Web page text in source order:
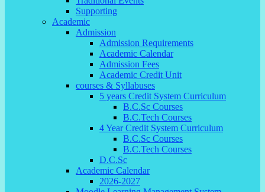
Supporting
Academic
Admission
Admission Requirements
Academic Calendar
Admission Fees
Academic Credit Unit
courses & Syllabuses
5 years Credit System Curriculum
B.C.Sc Courses
B.C.Tech Courses
4 Year Credit System Curriculum
B.C.Sc Courses
B.C.Tech Courses
D.C.Sc
Academic Calendar
2026-2027